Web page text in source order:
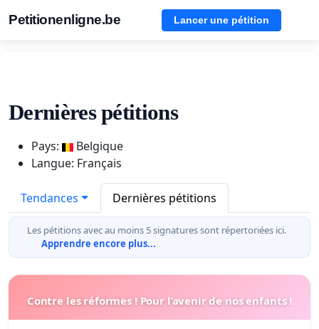
Petitionenligne.be Lancer une pétition
Dernières pétitions
Pays:
Belgique
Langue: Français
Tendances Dernières pétitions
Les pétitions avec au moins 5 signatures sont répertoriées ici.
Apprendre encore plus...
Contre les réformes ! Pour l’avenir de nos enfants !